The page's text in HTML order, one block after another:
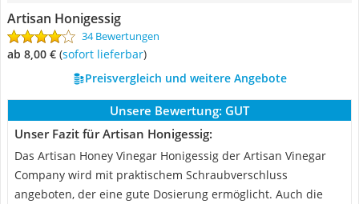
Artisan Honigessig
34 Bewertungen
ab 8,00 € ( Sofort lieferbar)
Preisvergleich und weitere Angebote
Unsere Bewertung: GUT
Unser Fazit für Artisan Honigessig:
Das Artisan Honey Vinegar Honigessig der Artisan Vinegar
Company wird mit praktischem Schraubverschluss
angeboten, der eine gute Dosierung ermöglicht. Auch die